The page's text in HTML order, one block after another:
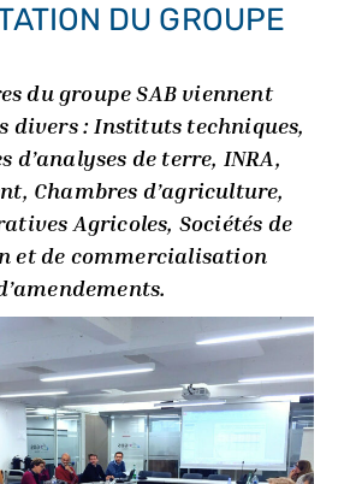
DU GROUPE
du groupe SAB viennent
divers : Instituts techniques,
d’analyses de terre, INRA,
Chambres d’agriculture,
Agricoles, Sociétés de
et de commercialisation